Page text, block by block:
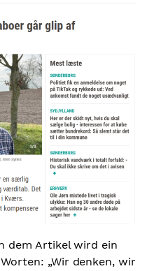
dem Artikel wird ein
„Wir denken, wir